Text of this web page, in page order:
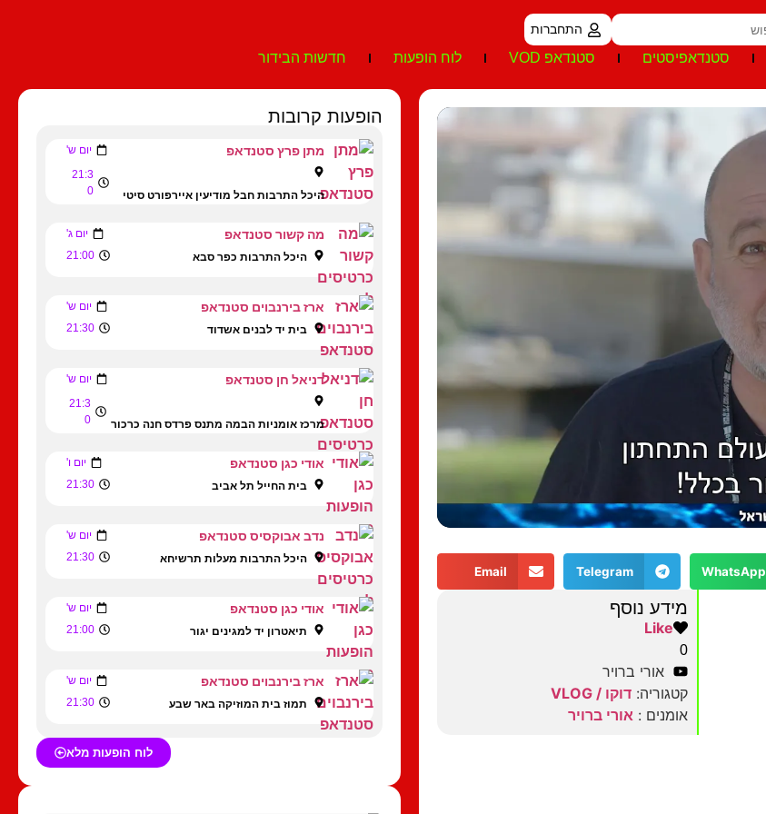
התחברות
סטנדאפיסטים סטנדאפ VOD לוח הופעות חדשות הבידור
WhatsApp
Telegram
Email
מידע נוסף
Like
0
אורי ברויר
קטגוריה: דוקו / VLOG
אומנים : אורי ברויר
הופעות קרובות
מתן פרץ סטנדאפ יום ש'
היכל התרבות חבל מודיעין איירפורט סיטי
21:3
0
מה קשור סטנדאפ יום ג'
היכל התרבות כפר סבא 21:00
ארז בירנבוים סטנדאפ יום ש'
בית יד לבנים אשדוד 21:30
דניאל חן סטנדאפ יום ש'
מרכז אומניות הבמה מתנס פרדס חנה כרכור
21:3
0
אודי כגן סטנדאפ יום ו'
בית החייל תל אביב 21:30
נדב אבוקסיס סטנדאפ יום ש'
היכל התרבות מעלות תרשיחא 21:30
אודי כגן סטנדאפ יום ש'
תיאטרון יד למגינים יגור 21:00
ארז בירנבוים סטנדאפ יום ש'
תמוז בית המוזיקה באר שבע 21:30
לוח הופעות מלא